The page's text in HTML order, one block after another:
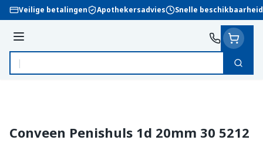
Ga naar de inhoud
Veilige betalingen Apothekersadvies Snelle beschikbaarheid
Menu
Product, merk, categorie...
Zoek
Conveen Penishuls 1d 20mm 30 5212